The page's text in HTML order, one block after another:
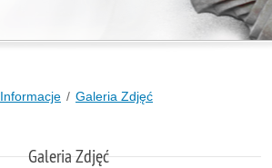
Informacje Galeria Zdjęć
Galeria Zdjęć